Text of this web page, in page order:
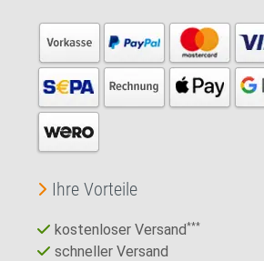
Ihre Vorteile
kostenloser Versand***
schneller Versand